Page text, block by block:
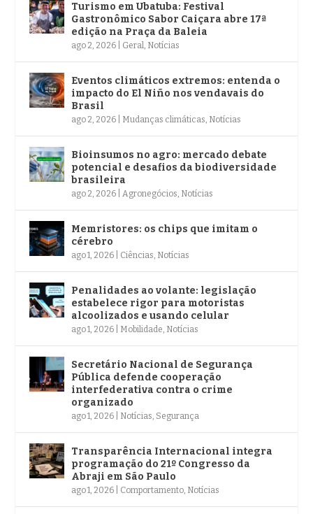
Turismo em Ubatuba: Festival
Gastronômico Sabor Caiçara abre 17ª
edição na Praça da Baleia
ago 2, 2026 Geral, Notícias
Eventos climáticos extremos: entenda o
impacto do El Niño nos vendavais do
Brasil
ago 2, 2026 Mudanças climáticas, Notícias
Bioinsumos no agro: mercado debate
potencial e desafios da biodiversidade
brasileira
ago 2, 2026 |Agronegócios, Notícias
Memristores: os chips que imitam o
cérebro
ago 1, 2026 Ciências, Notícias
Penalidades ao volante: legislação
estabelece rigor para motoristas
alcoolizados e usando celular
ago 1, 2026 Mobilidade, Notícias
Secretário Nacional de Segurança
Pública defende cooperação
interfederativa contra o crime
organizado
ago 1, 2026 Notícias, Segurança
Transparência Internacional integra
programação do 21º Congresso da
Abraji em São Paulo
ago 1, 2026 Comportamento, Notícias